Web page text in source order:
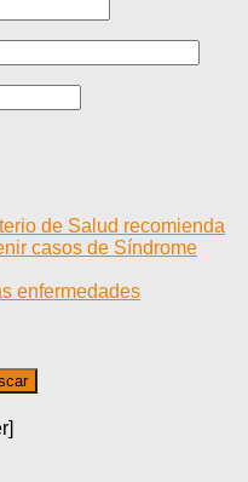
de Salud recomienda
casos de Síndrome
enfermedades